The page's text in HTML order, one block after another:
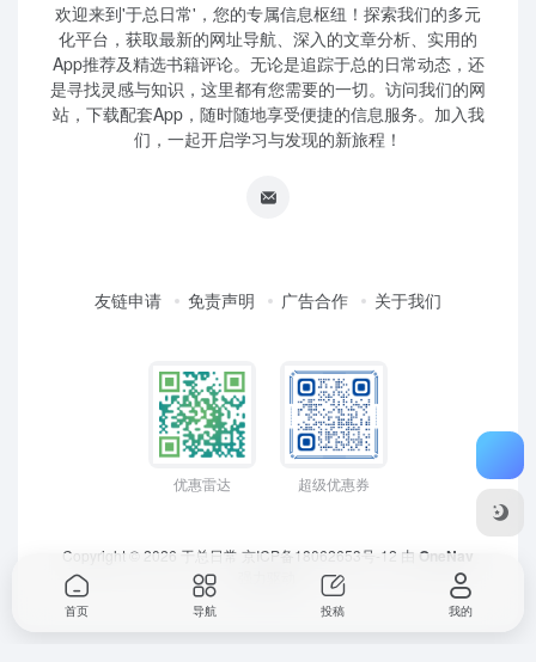
欢迎来到'于总日常'，您的专属信息枢纽！探索我们的多元
化平台，获取最新的网址导航、深入的文章分析、实用的
App推荐及精选书籍评论。无论是追踪于总的日常动态，还
是寻找灵感与知识，这里都有您需要的一切。访问我们的网
站，下载配套App，随时随地享受便捷的信息服务。加入我
们，一起开启学习与发现的新旅程！
友链申请 免责声明 广告合作 关于我们
优惠雷达 超级优惠券
Copyright © 2026 于总日常 京ICP备18062653号-12 由 OneNav
首页 导航 投稿 我的